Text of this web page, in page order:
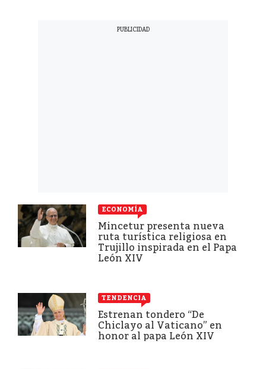
ECONOMÍA
Mincetur presenta nueva
ruta turística religiosa en
Trujillo inspirada en el Papa
León XIV
TENDENCIA
Estrenan tondero “De
Chiclayo al Vaticano” en
honor al papa León XIV